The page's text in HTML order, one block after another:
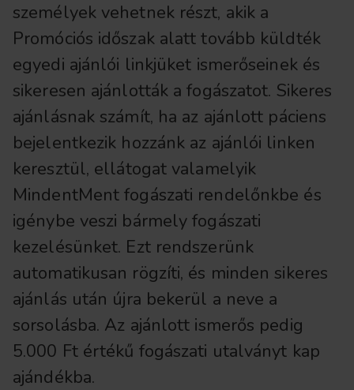
személyek vehetnek részt, akik a
Promóciós időszak alatt tovább küldték
egyedi ajánlói linkjüket ismerőseinek és
sikeresen ajánlották a fogászatot. Sikeres
ajánlásnak számít, ha az ajánlott páciens
bejelentkezik hozzánk az ajánlói linken
keresztül, ellátogat valamelyik
MindentMent fogászati rendelőnkbe és
igénybe veszi bármely fogászati
kezelésünket. Ezt rendszerünk
automatikusan rögzíti, és minden sikeres
ajánlás után újra bekerül a neve a
sorsolásba. Az ajánlott ismerős pedig
5.000 Ft értékű fogászati utalványt kap
ajándékba.